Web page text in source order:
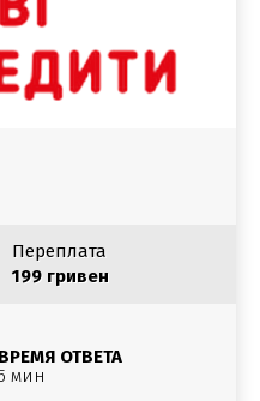
Переплата
199 гривен
ВРЕМЯ ОТВЕТА
мин